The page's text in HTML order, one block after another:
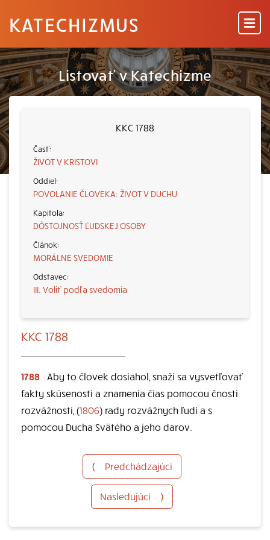
KATECHIZMUS
Listovať v Katechizme
KKC 1788
ŽIVOT V KRISTOVI
POVOLANIE ČLOVEKA: ŽIVOT V DUCHU
DÔSTOJNOSŤ ĽUDSKEJ OSOBY
MORÁLNE SVEDOMIE
III. Voliť podľa svedomia
KKC 1788
1788
Aby to človek dosiahol, snaží sa vysvetľovať
fakty skúsenosti a znamenia čias pomocou čnosti
rozvážnosti, (1806) rady rozvážnych ľudí a s
pomocou Ducha Svätého a jeho darov.
⟨ Predchádzajúci
Nasledujúci ⟩